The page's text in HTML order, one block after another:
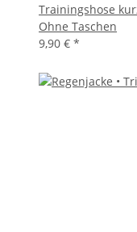
Trainingshose
Ohne Taschen
9,90 € *